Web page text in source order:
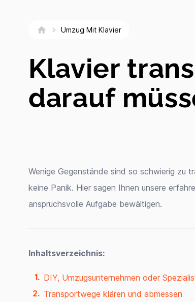
Umzug Mit Klavier
Klavier
darauf
Wenige Gegenstände sind so schwierig zu
keine Panik. Hier sagen Ihnen unsere
anspruchsvolle Aufgabe bewältigen.
Inhaltsverzeichnis:
DIY, Umzugsunternehmen oder
Transportwege klären und abmessen